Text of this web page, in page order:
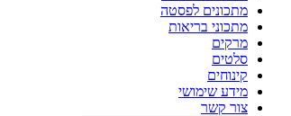
מתכונים לפסטה
מתכוני בריאות
מרקים
סלטים
קינוחים
מידע שימושי
צור קשר